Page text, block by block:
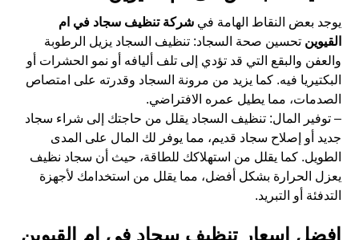
يوجد بعض النقاط الهامة فيشركة تنظيف سجاد في ام
القيوين تحسين صحة السجاد: تنظيف السجاد يزيل الرطوبة
والعفن والبقع التي قد تؤدي إلى تلف أليافه أو نمو الحشرات أو
البكتيريا فيه. كما يزيد من مرونة السجاد وقدرته على امتصاص
الصدمات، مما يطيل عمره الافتراضي.
– توفير المال: تنظيف السجاد يقلل من حاجتك إلى شراء سجاد
جديد أو إصلاح سجاد قديم، مما يوفر لك المال على المدى
الطويل. كما يقلل من استهلاكك للطاقة، حيث أن سجاد نظيف
يعزل الحرارة بشكل أفضل، مما يقلل من استخدامك لأجهزة
التدفئة أو التبريد.
افضل اسعار تنظيف سجاد فى ام القيوين